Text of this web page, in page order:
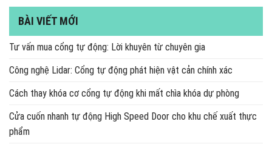
BÀI VIẾT MỚI
Tư vấn mua cổng tự động: Lời khuyên từ chuyên gia
Công nghệ Lidar: Cổng tự động phát hiện vật cản chính xác
Cách thay khóa cơ cổng tự động khi mất chìa khóa dự phòng
Cửa cuốn nhanh tự động High Speed Door cho khu chế xuất thực
phẩm